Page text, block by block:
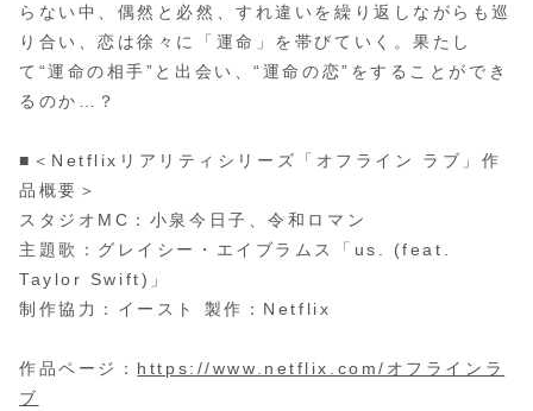
らない中、偶然と必然、すれ違いを繰り返しながらも巡
り合い、恋は徐々に「運命」を帯びていく。果たし
て“運命の相手”と出会い、“運命の恋”をすることができ
るのか…？
■＜Netflixリアリティシリーズ「オフライン ラブ」作
品概要＞
スタジオMC：小泉今日子、令和ロマン
主題歌：グレイシー・エイブラムス「us. (feat.
Taylor Swift)」
制作協力：イースト 製作：Netflix
作品ページ： https://www.netflix.com/オフラインラ
ブ